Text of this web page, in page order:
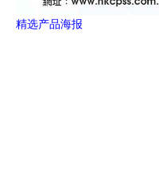
精选产品海报